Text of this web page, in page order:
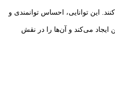
این توانایی، احساس توانمندی و
ایجاد می‌کند و آن‌ها را در نقش